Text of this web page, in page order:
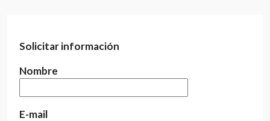
Solicitar información
Nombre
E-mail